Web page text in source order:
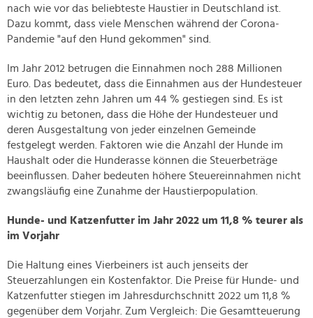
nach wie vor das beliebteste Haustier in Deutschland ist.
Dazu kommt, dass viele Menschen während der Corona-
Pandemie "auf den Hund gekommen" sind.
Im Jahr 2012 betrugen die Einnahmen noch 288 Millionen
Euro. Das bedeutet, dass die Einnahmen aus der Hundesteuer
in den letzten zehn Jahren um 44 % gestiegen sind. Es ist
wichtig zu betonen, dass die Höhe der Hundesteuer und
deren Ausgestaltung von jeder einzelnen Gemeinde
festgelegt werden. Faktoren wie die Anzahl der Hunde im
Haushalt oder die Hunderasse können die Steuerbeträge
beeinflussen. Daher bedeuten höhere Steuereinnahmen nicht
zwangsläufig eine Zunahme der Haustierpopulation.
Hunde- und Katzenfutter im Jahr 2022 um 11,8 % teurer als
im Vorjahr
Die Haltung eines Vierbeiners ist auch jenseits der
Steuerzahlungen ein Kostenfaktor. Die Preise für Hunde- und
Katzenfutter stiegen im Jahresdurchschnitt 2022 um 11,8 %
gegenüber dem Vorjahr. Zum Vergleich: Die Gesamtteuerung